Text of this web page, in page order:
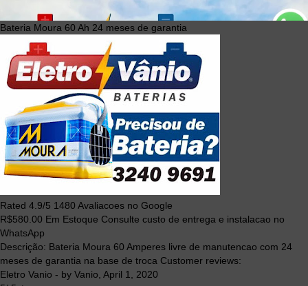
Bateria Moura 60 Ah 24 meses de garantia
Rated 4.9/5 1480 Avaliacoes no Google
R$580.00 Em Estoque Consulte custo de entrega e instalacao no
WhatsApp
Descrição: Bateria Moura 60 Amperes livre de manutencao com 24
meses de garantia na base de troca Customer reviews:
Eletro Vanio - by Vanio April 1, 2020